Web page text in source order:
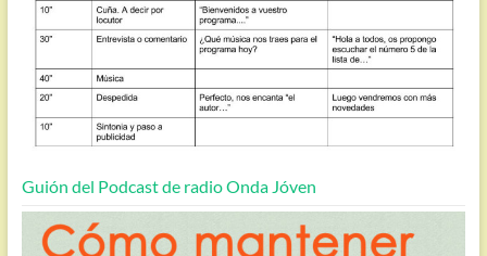
Guión del Podcast de radio Onda Jóven